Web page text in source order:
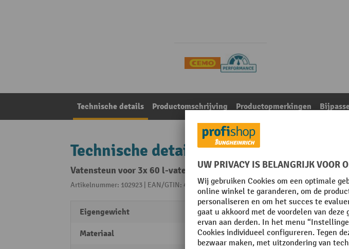
Technische details Productomschrijving Productopmerkingen
Technische details
Vatensteun voor 3x 60 l-vaten, voor vatenrekken
Artikelnummer: 102923 | EAN/GTIN: 4052886117545Uit de categorie:Accessoires voor
Eigengewicht 1 kg
Materiaal Metaal